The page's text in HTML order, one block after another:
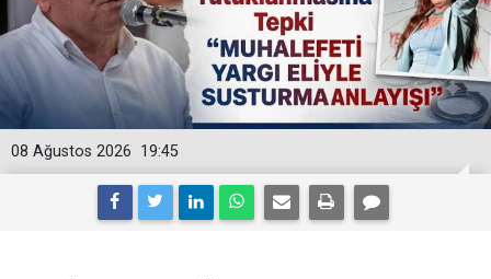
19:45
08 Ağustos 2026